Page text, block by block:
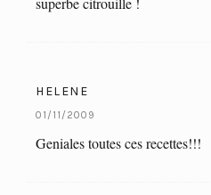
HELENE
01/11/2009
Geniales toutes ces recettes!!!